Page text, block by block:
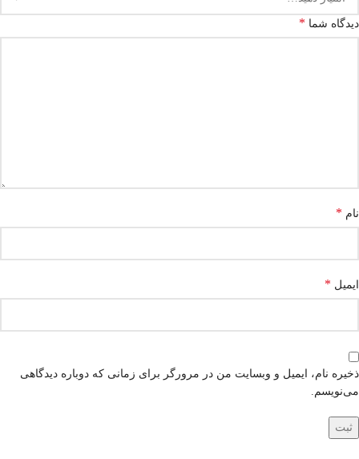
دیدگاه شما *
نام *
ایمیل *
ذخیره نام، ایمیل و وبسایت من در مرورگر برای زمانی که دوباره دیدگاهی
می‌نویسم.